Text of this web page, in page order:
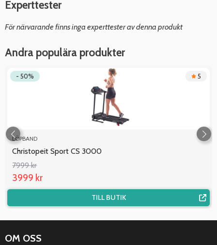
Experttester
För närvarande finns inga experttester av denna produkt
Andra populära produkter
- 50% 5
LÖPBAND
Christopeit Sport CS 3000
7999 kr
3999 kr
TILL BUTIK
OM OSS